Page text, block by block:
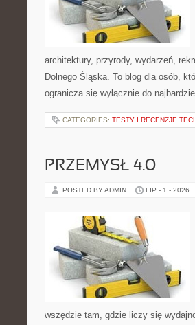
architektury, przyrody, wydarzeń,
Dolnego Śląska. To blog dla osób,
ogranicza się wyłącznie do
CATEGORIES: TESTY I RECENZJE
PRZEMYSŁ 4.0
POSTED BY ADMIN LIP - 1 - 2026
wszędzie tam, gdzie liczy się